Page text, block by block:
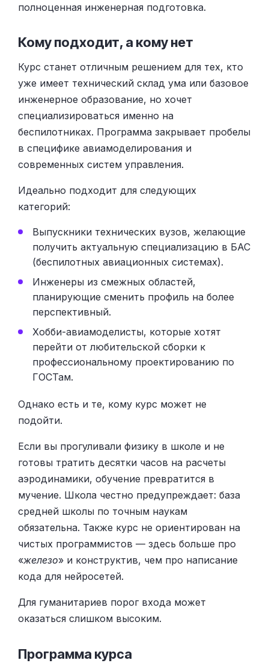
полноценная инженерная подготовка.
Кому подходит, а кому нет
Курс станет отличным решением для тех, кто
уже имеет технический склад ума или базовое
инженерное образование, но хочет
специализироваться именно на
беспилотниках. Программа закрывает пробелы
в специфике авиамоделирования и
современных систем управления.
Идеально подходит для следующих
категорий:
Выпускники технических вузов, желающие
получить актуальную специализацию в БАС
(беспилотных авиационных системах).
Инженеры из смежных областей,
планирующие сменить профиль на более
перспективный.
Хобби-авиамоделисты, которые хотят
перейти от любительской сборки к
профессиональному проектированию по
ГОСТам.
Однако есть и те, кому курс может не
подойти.
Если вы прогуливали физику в школе и не
готовы тратить десятки часов на расчеты
аэродинамики, обучение превратится в
мучение. Школа честно предупреждает: база
средней школы по точным наукам
обязательна. Также курс не ориентирован на
чистых программистов — здесь больше про
«железо» и конструктив, чем про написание
кода для нейросетей.
Для гуманитариев порог входа может
оказаться слишком высоким.
Программа курса